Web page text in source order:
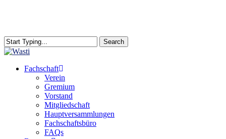
content
Search
Close
search
Menu
Fachschaft
Verein
Gremium
Vorstand
Mitgliedschaft
Hauptversammlungen
Fachschaftsbüro
FAQs